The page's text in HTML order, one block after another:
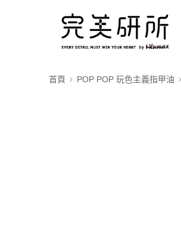
首頁 POP POP 玩色主義指甲油